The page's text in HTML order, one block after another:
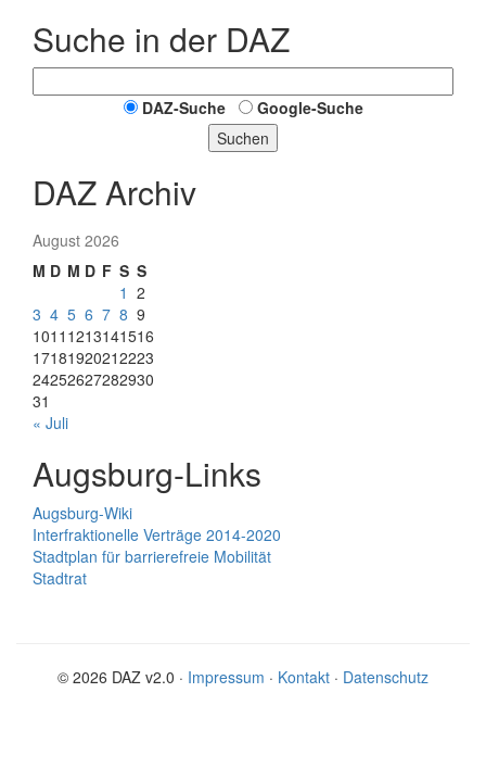
Suche in der DAZ
DAZ-Suche
Google-Suche
Suchen
DAZ Archiv
August 2026
M D M D F S S
1 2
3 4 5 6 7 8 9
1011 1213141516
17181920212223
24252627282930
31
« Juli
Augsburg-Links
Augsburg-Wiki
Interfraktionelle Verträge 2014-2020
Stadtplan für barrierefreie Mobilität
Stadtrat
© 2026 DAZ v2.0 · Impressum · Kontakt · Datenschutz